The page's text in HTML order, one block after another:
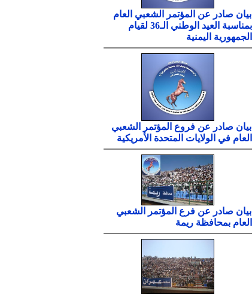
بيان صادر عن المؤتمر الشعبي العام
بمناسبة العيد الوطني الـ36 لقيام
الجمهورية اليمنية
بيان صادر عن فروع المؤتمر الشعبي
العام في الولايات المتحدة الأمريكية
بيان صادر عن فرع المؤتمر الشعبي
العام بمحافظة ريمة